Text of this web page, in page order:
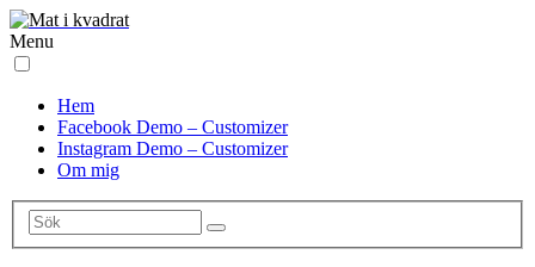
Menu
Hem
Facebook Demo – Customizer
Instagram Demo – Customizer
Om mig